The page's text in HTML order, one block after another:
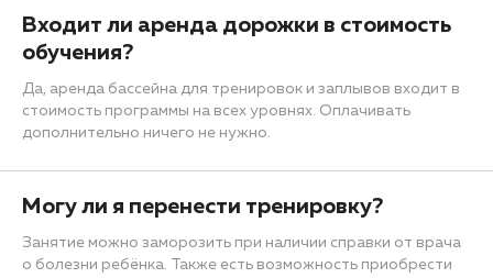
Входит ли аренда дорожки в стоимость
обучения?
Да, аренда бассейна для тренировок и заплывов входит в
стоимость программы на всех уровнях. Оплачивать
дополнительно ничего не нужно.
Могу ли я перенести тренировку?
Занятие можно заморозить при наличии справки от врача
о болезни ребёнка. Также есть возможность приобрести